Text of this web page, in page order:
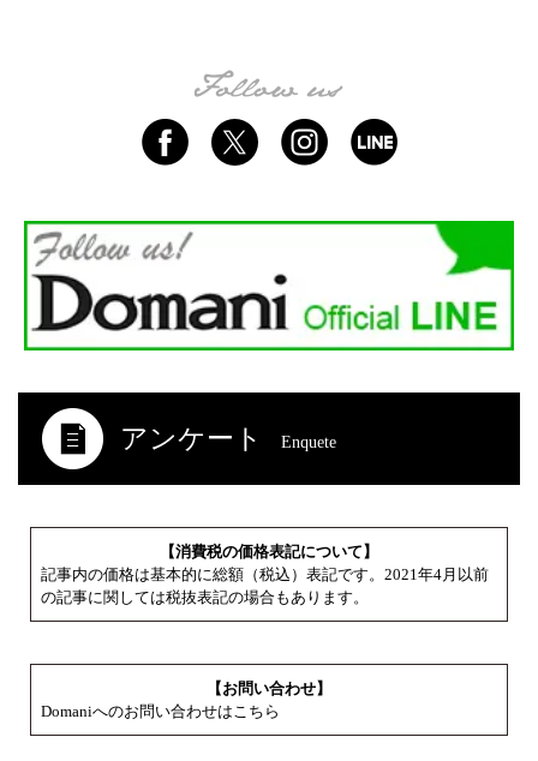
アンケート Enquete
【消費税の価格表記について】
記事内の価格は基本的に総額（税込）表記です。2021年4月以前
の記事に関しては税抜表記の場合もあります。
【お問い合わせ】
Domaniへのお問い合わせはこちら